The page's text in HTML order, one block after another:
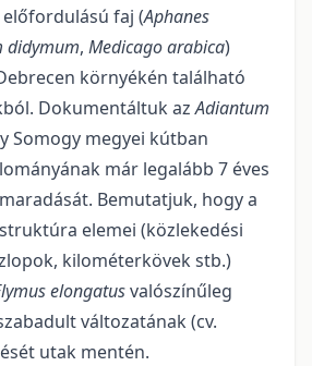
faj (Aphanes
didymum, Medicago arabica)
környékén talál­ható
Dokumentáltuk azAdiantum
So­mogy megyei kútban
már legalább 7 éves
Bemutatjuk, hogy a
elemei (közlekedési
kilométer­kövek stb.)
elongatusvalószínűleg
válto­zatának (cv.
utak mentén.